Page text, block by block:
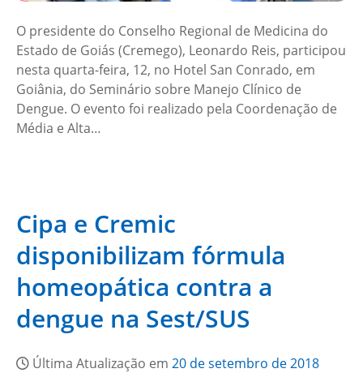
O presidente do Conselho Regional de Medicina do
Estado de Goiás (Cremego), Leonardo Reis, participou
nesta quarta-feira, 12, no Hotel San Conrado, em
Goiânia, do Seminário sobre Manejo Clínico de
Dengue. O evento foi realizado pela Coordenação de
Média e Alta…
Cipa e Cremic
disponibilizam fórmula
homeopática contra a
dengue na Sest/SUS
Última Atualização em 20 de setembro de 2018